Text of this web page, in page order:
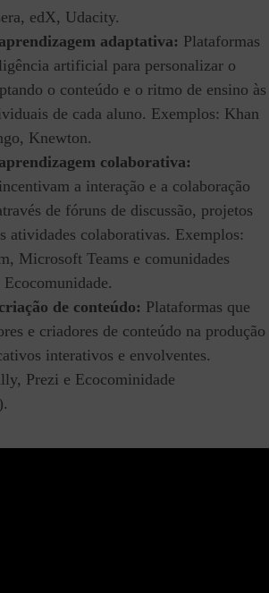
edX, Udacity.
adaptativa: Plataformas
artificial para personalizar o
o conteúdo e o ritmo de ensino às
de cada aluno. Exemplos: Khan
Knewton.
colaborativa:
a interação e a colaboração
de fóruns de discussão, projetos
atividades colaborativas. Exemplos:
Microsoft Teams e comunidades
de conteúdo: Plataformas que
e criadores de conteúdo na produção
interativos e envolventes.
Prezi e Ecocominidade